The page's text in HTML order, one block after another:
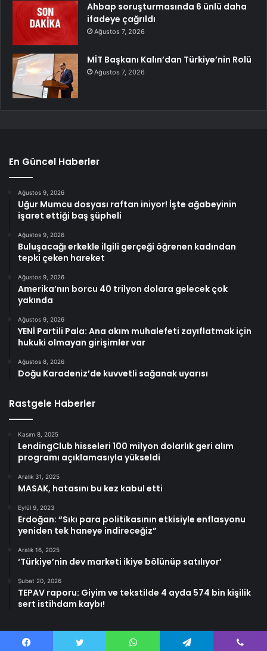
Ahbap soruşturmasında 6 ünlü daha
ifadeye çağrıldı
Ağustos 7, 2026
MİT Başkanı Kalın’dan Türkiye’nin Rolü
Ağustos 7, 2026
En Güncel Haberler
Ağustos 9, 2026
Uğur Mumcu dosyası raftan iniyor! İşte ağabeyinin
işaret ettiği baş şüpheli
Ağustos 9, 2026
Buluşacağı erkekle ilgili gerçeği öğrenen kadından
tepki çeken hareket
Ağustos 9, 2026
Amerika’nın borcu 40 trilyon dolara gelecek çok
yakında
Ağustos 9, 2026
YENİ Partili Pala: Ana akım muhalefeti zayıflatmak için
hukuki olmayan girişimler var
Ağustos 8, 2026
Doğu Karadeniz’de kuvvetli sağanak uyarısı
Rastgele Haberler
Kasım 8, 2025
LendingClub hisseleri 100 milyon dolarlık geri alım
programı açıklamasıyla yükseldi
Aralık 31, 2025
MASAK, hatasını bu kez kabul etti
Eylül 9, 2023
Erdoğan: “Sıkı para politikasının etkisiyle enflasyonu
yeniden tek haneye indireceğiz”
Aralık 16, 2025
‘Türkiye’nin dev marketi ikiye bölünüp satılıyor’
Şubat 20, 2026
TEPAV raporu: Giyim ve tekstilde 4 ayda 574 bin kişilik
sert istihdam kaybı!